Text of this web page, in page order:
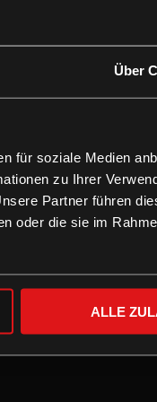
Über
für soziale Medien
zu Ihrer
Partner führen
oder die sie im
ALLE